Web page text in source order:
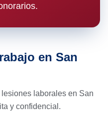
en San
laborales en San
y confidencial.